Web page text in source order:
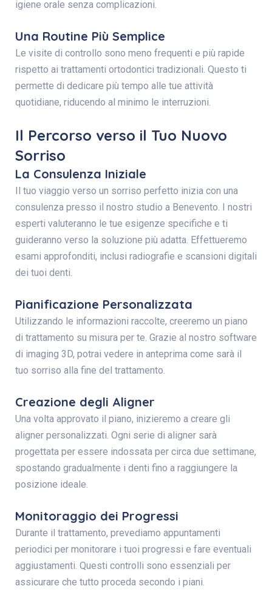
igiene orale senza complicazioni.
Una Routine Più Semplice
Le visite di controllo sono meno frequenti e più rapide
rispetto ai trattamenti ortodontici tradizionali. Questo ti
permette di dedicare più tempo alle tue attività
quotidiane, riducendo al minimo le interruzioni.
Il Percorso verso il Tuo Nuovo
Sorriso
La Consulenza Iniziale
Il tuo viaggio verso un sorriso perfetto inizia con una
consulenza presso il nostro studio a Benevento. I nostri
esperti valuteranno le tue esigenze specifiche e ti
guideranno verso la soluzione più adatta. Effettueremo
esami approfonditi, inclusi radiografie e scansioni digitali
dei tuoi denti.
Pianificazione Personalizzata
Utilizzando le informazioni raccolte, creeremo un piano
di trattamento su misura per te. Grazie al nostro software
di imaging 3D, potrai vedere in anteprima come sarà il
tuo sorriso alla fine del trattamento.
Creazione degli Aligner
Una volta approvato il piano, inizieremo a creare gli
aligner personalizzati. Ogni serie di aligner sarà
progettata per essere indossata per circa due settimane,
spostando gradualmente i denti fino a raggiungere la
posizione ideale.
Monitoraggio dei Progressi
Durante il trattamento, prevediamo appuntamenti
periodici per monitorare i tuoi progressi e fare eventuali
aggiustamenti. Questi controlli sono essenziali per
assicurare che tutto proceda secondo i piani.